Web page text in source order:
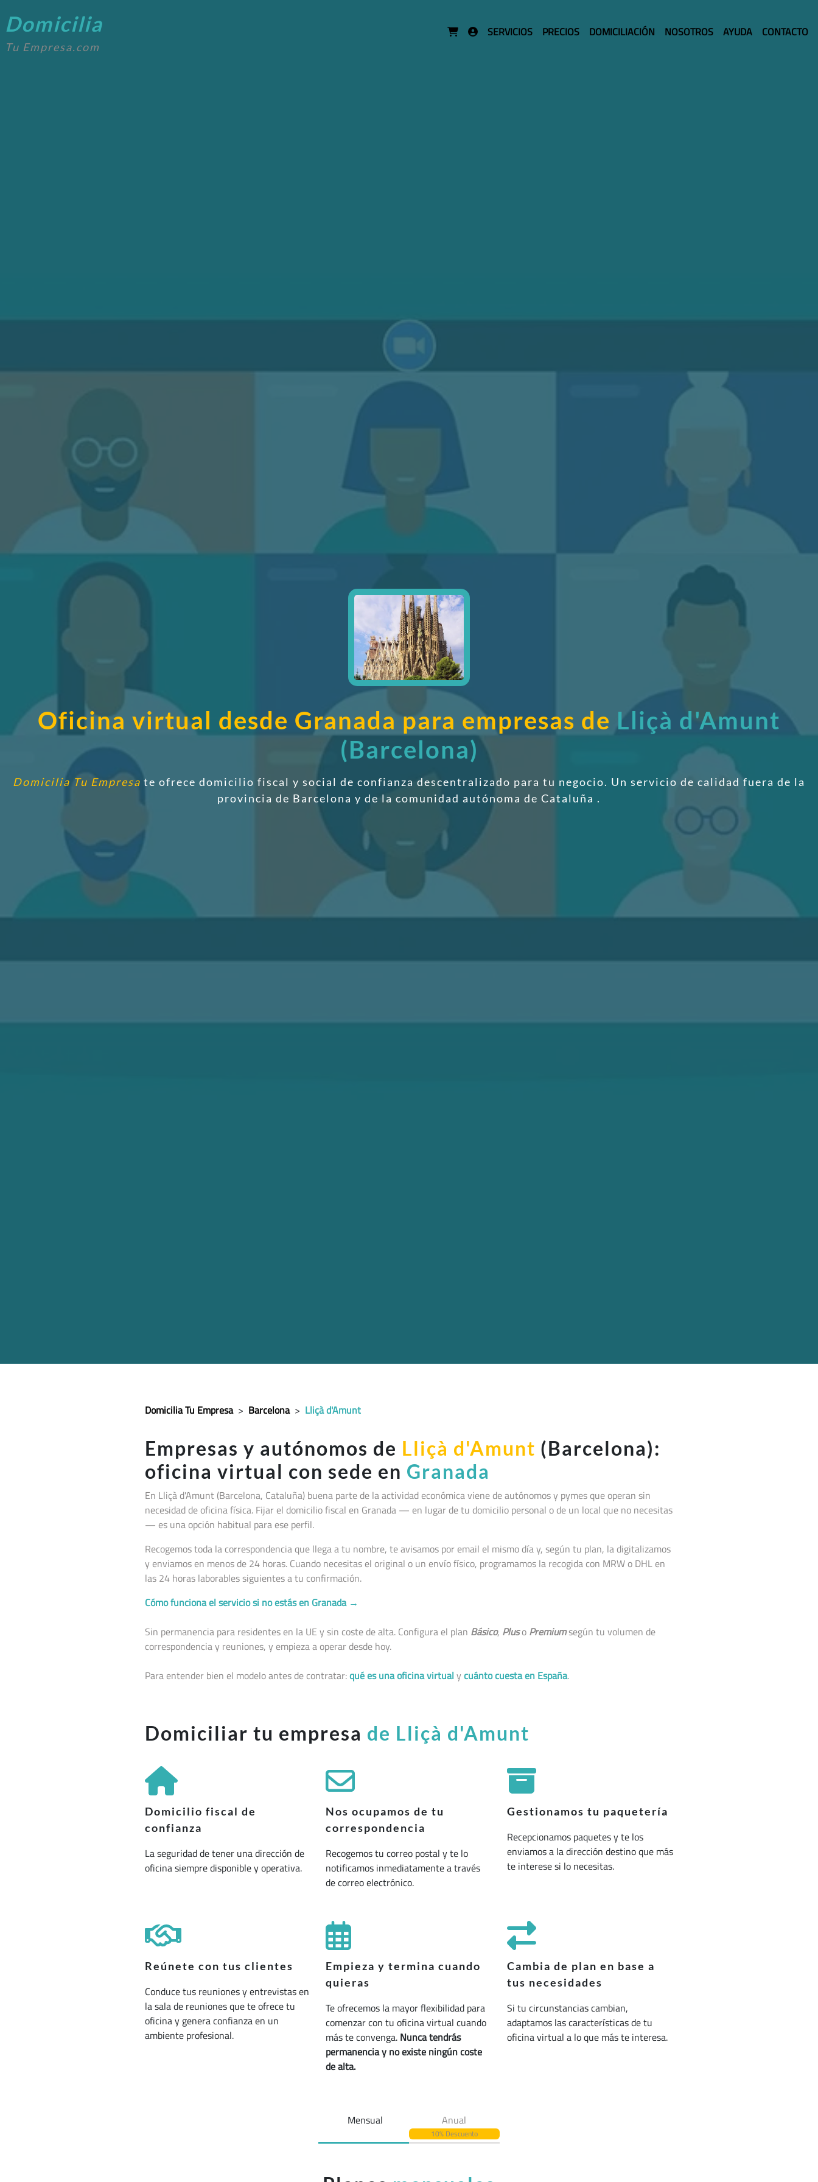
Domicilia
Tu Empresa.com
SERVICIOS PRECIOS DOMICILIACIÓN NOSOTROS AYUDA CONTACTO
Oficina virtual desde Granada para empresas de Lliçà d'Amunt
(Barcelona)
Domicilia Tu Empresa te ofrece domicilio fiscal y social de confianza descentralizado para tu negocio. Un servicio de calidad fuera de la
provincia de Barcelona y de la comunidad autónoma de Cataluña .
Domicilia Tu Empresa > Barcelona > Lliçà d'Amunt
Empresas y autónomos de Lliçà d'Amunt (Barcelona):
oficina virtual con sede en Granada
En Lliçà d'Amunt (Barcelona, Cataluña) buena parte de la actividad económica viene de autónomos y pymes que operan sin
necesidad de oficina física. Fijar el domicilio fiscal en Granada — en lugar de tu domicilio personal o de un local que no necesitas
— es una opción habitual para ese perfil.
Recogemos toda la correspondencia que llega a tu nombre, te avisamos por email el mismo día y, según tu plan, la digitalizamos
y enviamos en menos de 24 horas. Cuando necesitas el original o un envío físico, programamos la recogida con MRW o DHL en
las 24 horas laborables siguientes a tu confirmación.
Cómo funciona el servicio si no estás en Granada →
Sin permanencia para residentes en la UE y sin coste de alta. Configura el plan Básico, Pluso Premiumsegún tu volumen de
correspondencia y reuniones, y empieza a operar desde hoy.
Para entender bien el modelo antes de contratar:qué es una oficina virtual ycuánto cuesta en España.
Domiciliar tu empresa de Lliçà d'Amunt
Domicilio fiscal de
confianza
La seguridad de tener una dirección de
oficina siempre disponible y operativa.
Nos ocupamos de tu
correspondencia
Recogemos tu correo postal y te lo
notificamos inmediatamente a través
de correo electrónico.
Gestionamos tu paquetería
Recepcionamos paquetes y te los
enviamos a la dirección destino que más
te interese si lo necesitas.
Reúnete con tus clientes
Conduce tus reuniones y entrevistas en
la sala de reuniones que te ofrece tu
oficina y genera confianza en un
ambiente profesional.
Empieza y termina cuando
quieras
Te ofrecemos la mayor flexibilidad para
comenzar con tu oficina virtual cuando
más te convenga. Nunca tendrás
permanencia y no existe ningún coste
de alta.
Cambia de plan en base a
tus necesidades
Si tu circunstancias cambian,
adaptamos las características de tu
oficina virtual a lo que más te interesa.
Mensual Anual
10% Descuento